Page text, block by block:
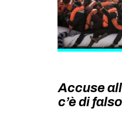
CSOA
Accuse
c’è di